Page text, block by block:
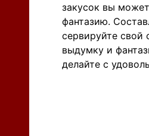
закусок вы
фантазию.
сервируйте свой
выдумку и
делайте с